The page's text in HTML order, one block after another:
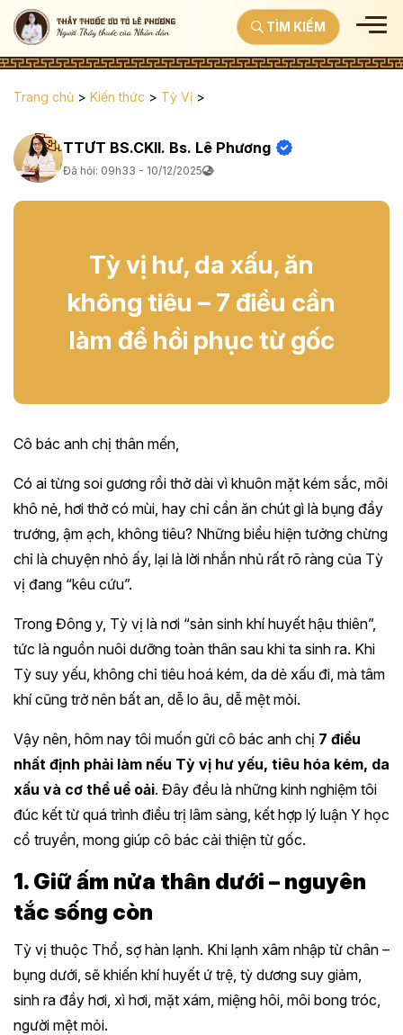
TÌM KIẾM
Trang chủ > Kiến thức > Tỳ Vị >
TTƯT BS.CKII. Bs. Lê Phương
Đã hỏi: 09h33 - 10/12/2025
Tỳ vị hư, da xấu, ăn
không tiêu – 7 điều cần
làm để hồi phục từ gốc
Cô bác anh chị thân mến,
Có ai từng soi gương rồi thở dài vì khuôn mặt kém sắc, môi
khô nẻ, hơi thở có mùi, hay chỉ cần ăn chút gì là bụng đầy
trướng, ậm ạch, không tiêu? Những biểu hiện tưởng chừng
chỉ là chuyện nhỏ ấy, lại là lời nhắn nhủ rất rõ ràng của Tỳ
vị đang “kêu cứu”.
Trong Đông y, Tỳ vị là nơi “sản sinh khí huyết hậu thiên”,
tức là nguồn nuôi dưỡng toàn thân sau khi ta sinh ra. Khi
Tỳ suy yếu, không chỉ tiêu hoá kém, da dẻ xấu đi, mà tâm
khí cũng trở nên bất an, dễ lo âu, dễ mệt mỏi.
Vậy nên, hôm nay tôi muốn gửi cô bác anh chị 7 điều
nhất định phải làm nếu Tỳ vị hư yếu, tiêu hóa kém, da
xấu và cơ thể uể oải. Đây đều là những kinh nghiệm tôi
đúc kết từ quá trình điều trị lâm sàng, kết hợp lý luận Y học
cổ truyền, mong giúp cô bác cải thiện từ gốc.
1. Giữ ấm nửa thân dưới – nguyên
tắc sống còn
Tỳ vị thuộc Thổ, sợ hàn lạnh. Khi lạnh xâm nhập từ chân –
bụng dưới, sẽ khiến khí huyết ứ trệ, tỳ dương suy giảm,
sinh ra đầy hơi, xì hơi, mặt xám, miệng hôi, môi bong tróc,
người mệt mỏi.